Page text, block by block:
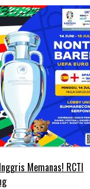
Memanas! RCTI